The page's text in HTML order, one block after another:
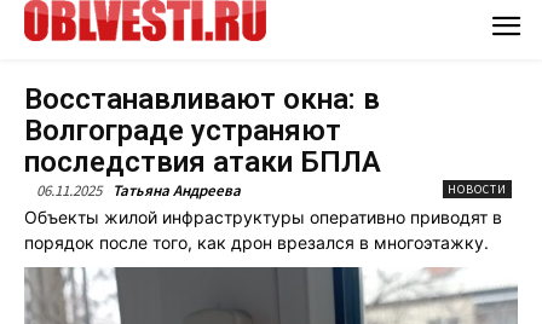
Восстанавливают окна: в
Волгограде устраняют
последствия атаки БПЛА
06.11.2025 Татьяна Андреева НОВОСТИ
Объекты жилой инфраструктуры оперативно приводят в
порядок после того, как дрон врезался в многоэтажку.